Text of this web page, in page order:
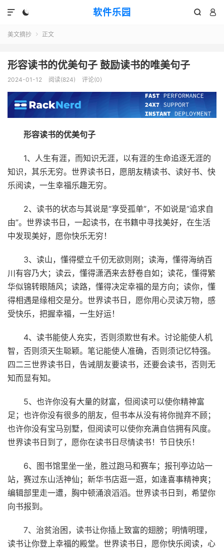
软件乐园 
 

美文摘抄  正文
形容读书的优美句子 鼓励读书的唯美句子
2024-01-12 阅读(824) 评论(0)
形容读书的优美句子
1、人生有涯，而知识无涯，以有涯的生命追逐无涯的
知识，其乐无穷。世界读书日，愿朋友精读书、读好书、快
乐阅读，一生幸福乐趣无穷。
2、读书的状态与其说是“享受孤单”，不如说是“追求自
由”。世界读书日，一起读书，在书籍中寻找美好，在生活
中发现美好，愿你快乐无穷！
3、读山，懂得壁立千仞无欲则刚；读海，懂得海纳百
川有容乃大；读云，懂得潇洒来去舒卷自如；读花，懂得繁
华似锦转眼随风；读路，懂得决定幸福的是方向；读你，懂
得相遇是缘相交是分。世界读书日，愿你用心灵读万物，感
受快乐，把握幸福，一生好运！
4、读书能使人充实，否则须欺世有术。讨论能使人机
智，否则须天生聪颖。笔记能使人准确，否则须记忆特强。
四二三世界读书日，告诫朋友要读书，还要会读书，否则无
知而显有知。
5、也许你没有大量的财富，但阅读可以使你精神富
足；也许你没有很多的朋友，但书本从没有将你抛弃不顾；
也许你没有宝马别墅，但阅读可以使你充满自信拥有风度。
世界读书日到了，愿你在读书日尽情读书！节日快乐！
6、图书馆里坐一坐，胜过跑马和赛车；报刊亭边站一
站，赛过东山活神仙；新华书店逛一逛，如逢喜事精神爽；
编辑部里走一遭，胸中顿涌浪滔滔。世界读书日到，希望你
向书报到。
7、治贫治困，读书让你插上致富的翅膀；明情明理，
读书让你登上幸福的殿堂。世界读书日，愿你快乐阅读，心